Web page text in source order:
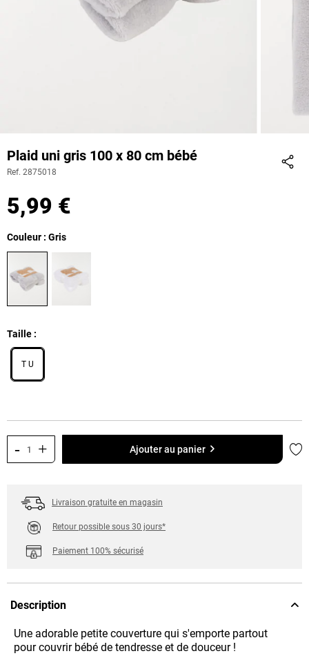
Plaid uni gris 100 x 80 cm bébé
Ref. 2875018
5,99 €
Couleur : Gris
Taille
T U
- + Ajouter au panier
Livraison gratuite en magasin
Retour possible sous 30 jours*
Paiement 100% sécurisé
Description
Une adorable petite couverture qui s'emporte partout
pour couvrir bébé de tendresse et de douceur !